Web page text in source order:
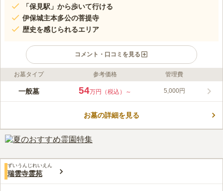
「保見駅」から歩いて行ける
伊保城主本多公の菩提寺
歴史を感じられるエリア
コメント・口コミを見る
ライフドット編集部のコメント
地域住民に親しまれた霊園で、四季の移ろいを感じさせるほど自
などにおすすめのお墓です。 檀家にもなる必要性がないので、
密着した霊園なので近い場所にお墓を建てたい方におすすめで
す。
口コミ評価
お墓タイプ 参考価格 管理費
一般墓 54万円（税込）～ 5,000円
お墓の詳細を見る
ずいうんじれいえん
瑞雲寺霊苑